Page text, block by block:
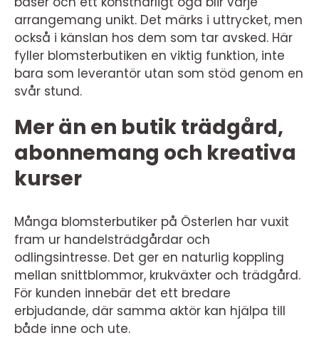
arrangemang unikt. Det märks i uttrycket, men
också i känslan hos dem som tar avsked. Här
fyller blomsterbutiken en viktig funktion, inte
bara som leverantör utan som stöd genom en
svår stund.
Mer än en butik trädgård,
abonnemang och kreativa
kurser
Många blomsterbutiker på Österlen har vuxit
fram ur handelsträdgårdar och
odlingsintresse. Det ger en naturlig koppling
mellan snittblommor, krukväxter och trädgård.
För kunden innebär det ett bredare
erbjudande, där samma aktör kan hjälpa till
både inne och ute.